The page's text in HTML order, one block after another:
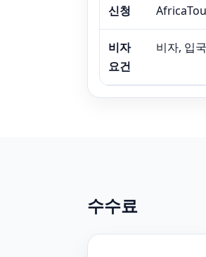
신청
비자
요건
비자, 입
수수료